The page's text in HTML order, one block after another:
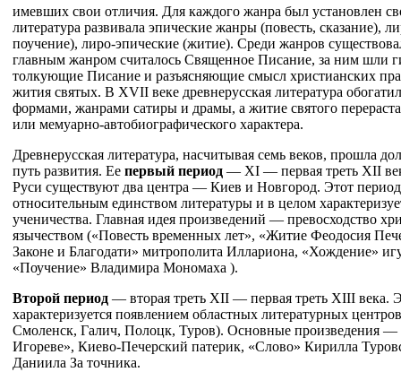
имевших свои отличия. Для каждого жанра был установлен
литература развивала эпические жанры (повесть, сказание),
поучение), лиро-эпические (житие). Среди жанров
главным жанром считалось Священное Писание, за ним шли
толкующие Писание и разъясняющие смысл христианских
жития святых. В XVII веке древнерусская литература
формами, жанрами сатиры и драмы, а житие святого
или мемуарно-автобиографического характера.
Древнерусская литература, насчитывая семь веков, прошла
путь развития. Ее первый период — XI — первая треть XII
Руси существуют два центра — Киев и Новгород. Этот период
относительным единством литературы и в целом
ученичества. Главная идея произведений — превосходство
язычеством («Повесть временных лет», «Житие Феодосия
Законе и Благодати» митрополита Иллариона, «Хождение»
«Поучение» Владимира Мономаха ).
Второй период — вторая треть XII — первая треть XIII века.
характеризуется появлением областных литературных
Смоленск, Галич, Полоцк, Туров). Основные произведения —
Игореве», Киево-Печерский патерик, «Слово» Кирилла
Даниила За точника.